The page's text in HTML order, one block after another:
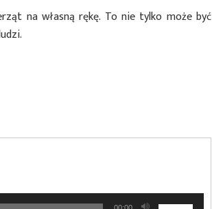
na własną rękę. To nie tylko może być
00:00